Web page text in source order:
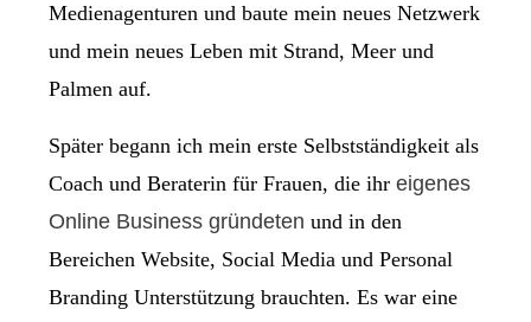
Medienagenturen und baute mein neues Netzwerk
und mein neues Leben mit Strand, Meer und
Palmen auf.
Später begann ich mein erste Selbstständigkeit als
Coach und Beraterin für Frauen, die ihr eigenes
Online Business gründeten und in den
Bereichen Website, Social Media und Personal
Branding Unterstützung brauchten. Es war eine